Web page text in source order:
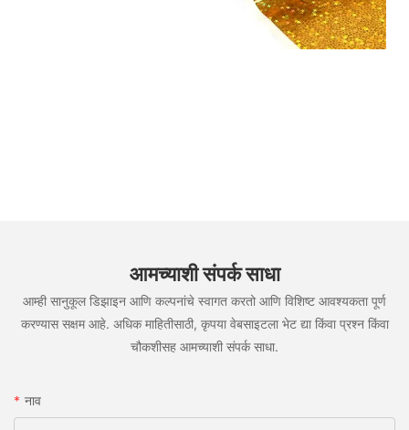
आमच्याशी संपर्क साधा
आम्ही सानुकूल डिझाइन आणि कल्पनांचे स्वागत करतो आणि विशिष्ट आवश्यकता पूर्ण
करण्यास सक्षम आहे. अधिक माहितीसाठी, कृपया वेबसाइटला भेट द्या किंवा प्रश्न किंवा
चौकशीसह आमच्याशी संपर्क साधा.
नाव